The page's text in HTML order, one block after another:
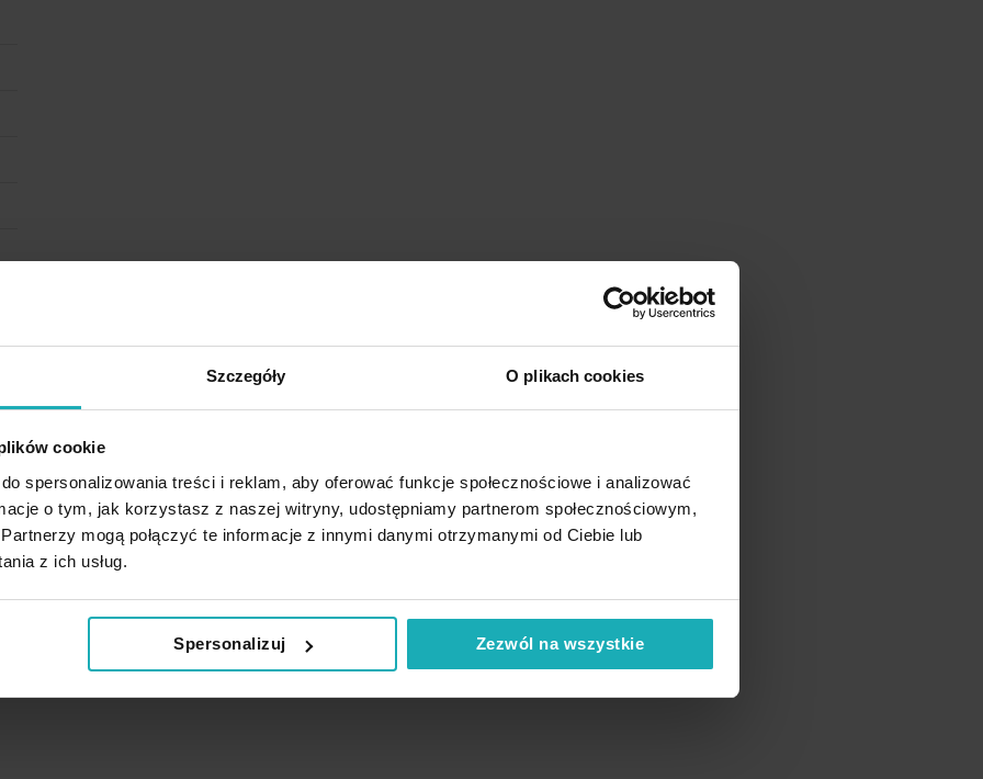
Szczegóły O plikach cookies
cookie
spersonalizowania treści i reklam, aby oferować funkcje społecznościowe i analizować
o tym, jak korzystasz z naszej witryny, udostępniamy partnerom społecznościowym,
mogą połączyć te informacje z innymi danymi otrzymanymi od Ciebie lub
z ich usług.
Spersonalizuj Zezwól na wszystkie